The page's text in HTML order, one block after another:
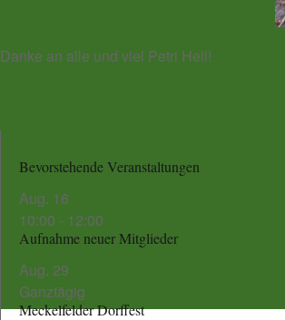
Danke an alle und viel Petri Heil!
Bevorstehende Veranstaltungen
Aug. 16
10:00 - 12:00
Aufnahme neuer Mitglieder
Aug. 29
Ganztägig
Meckelfelder Dorffest